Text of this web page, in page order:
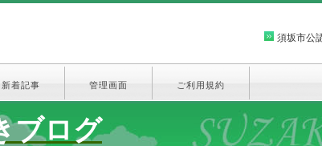
須坂市公
新着記事 管理画面 ご利用規約
ブログ